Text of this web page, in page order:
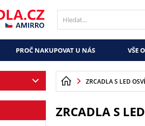
PROČ NAKUPOVAT U NÁS VŠE
ZRCADLA S LED
ZRCADLA S